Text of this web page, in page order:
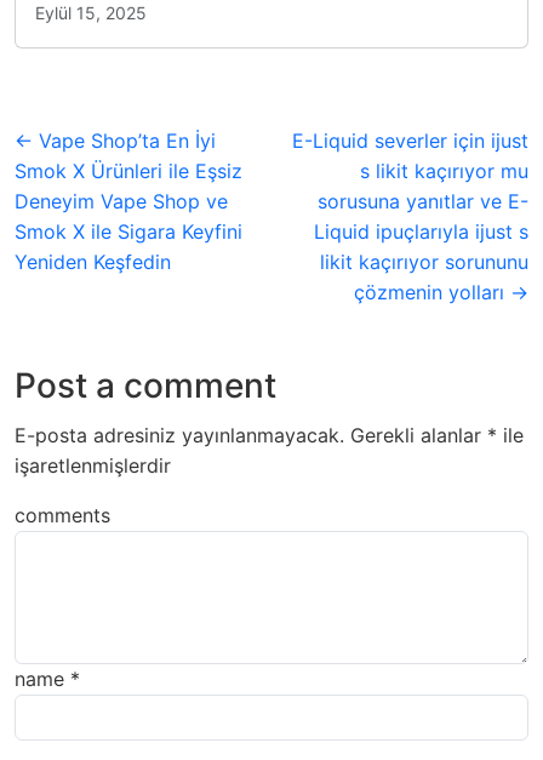
Eylül 15, 2025
← Vape Shop’ta En İyi
Smok X Ürünleri ile Eşsiz
Deneyim Vape Shop ve
Smok X ile Sigara Keyfini
Yeniden Keşfedin
E-Liquid severler için ijust
s likit kaçırıyor mu
sorusuna yanıtlar ve E-
Liquid ipuçlarıyla ijust s
likit kaçırıyor sorununu
çözmenin yolları →
Post a comment
E-posta adresiniz yayınlanmayacak. Gerekli alanlar * ile
işaretlenmişlerdir
comments
name *